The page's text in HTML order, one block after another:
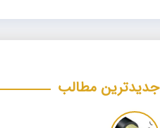
جدیدترین مطالب